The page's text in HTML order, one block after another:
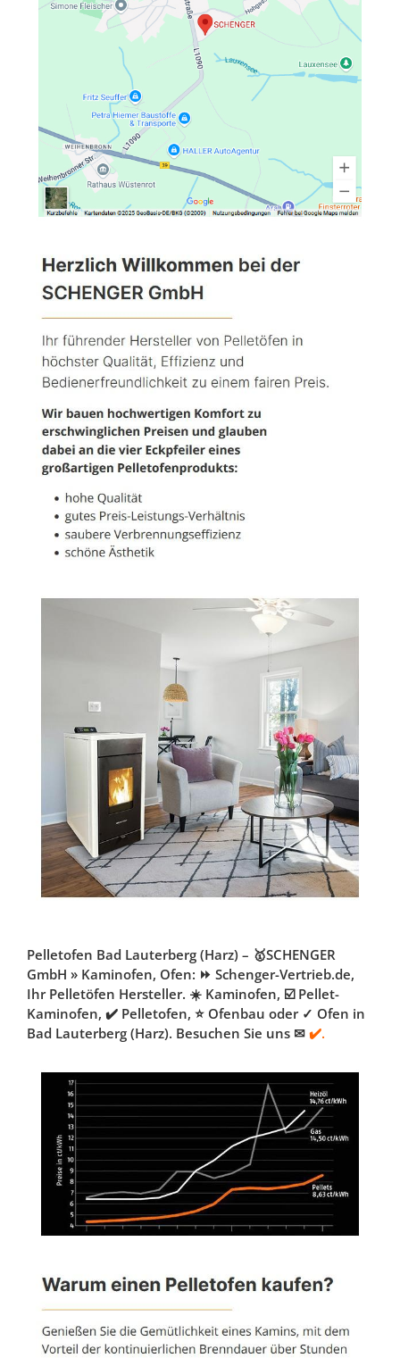
Pelletofen Bad Lauterberg (Harz) – 🥇SCHENGER
GmbH » Kaminofen, Ofen: ⏩ Schenger-Vertrieb.de,
Ihr Pelletöfen Hersteller. ☀️ Kaminofen, ☑️ Pellet-
Kaminofen, ✔️ Pelletofen, ⭐ Ofenbau oder ✓ Ofen in
Bad Lauterberg (Harz). Besuchen Sie uns ✉ ✔️.